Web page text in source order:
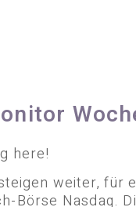
here!
weiter, für
Börse Nasdaq.